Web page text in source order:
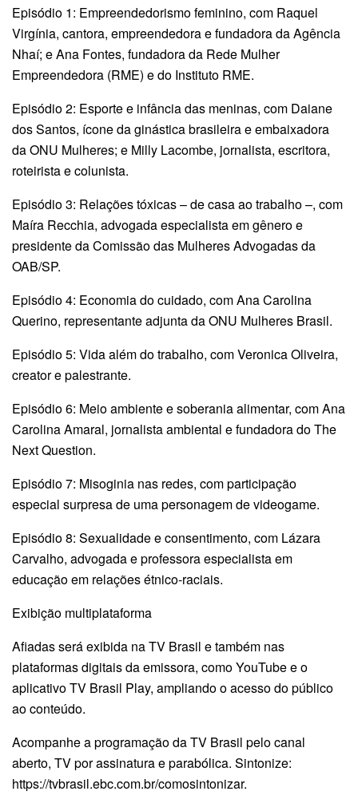
Episódio 1: Empreendedorismo feminino, com Raquel
Virgínia, cantora, empreendedora e fundadora da Agência
Nhaí; e Ana Fontes, fundadora da Rede Mulher
Empreendedora (RME) e do Instituto RME.
Episódio 2: Esporte e infância das meninas, com Daiane
dos Santos, ícone da ginástica brasileira e embaixadora
da ONU Mulheres; e Milly Lacombe, jornalista, escritora,
roteirista e colunista.
Episódio 3: Relações tóxicas – de casa ao trabalho –, com
Maíra Recchia, advogada especialista em gênero e
presidente da Comissão das Mulheres Advogadas da
OAB/SP.
Episódio 4: Economia do cuidado, com Ana Carolina
Querino, representante adjunta da ONU Mulheres Brasil.
Episódio 5: Vida além do trabalho, com Veronica Oliveira,
creator e palestrante.
Episódio 6: Meio ambiente e soberania alimentar, com Ana
Carolina Amaral, jornalista ambiental e fundadora do The
Next Question.
Episódio 7: Misoginia nas redes, com participação
especial surpresa de uma personagem de videogame.
Episódio 8: Sexualidade e consentimento, com Lázara
Carvalho, advogada e professora especialista em
educação em relações étnico-raciais.
Exibição multiplataforma
Afiadas será exibida na TV Brasil e também nas
plataformas digitais da emissora, como YouTube e o
aplicativo TV Brasil Play, ampliando o acesso do público
ao conteúdo.
Acompanhe a programação da TV Brasil pelo canal
aberto, TV por assinatura e parabólica. Sintonize:
https://tvbrasil.ebc.com.br/comosintonizar.